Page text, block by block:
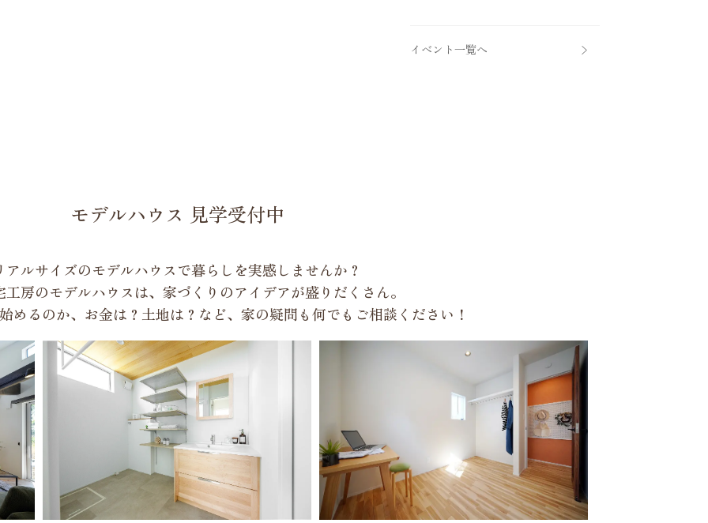
イベント一覧へ
モデルハウス 見学受付中
アルサイズのモデルハウスで暮らしを実感しませんか？
工房のモデルハウスは、家づくりのアイデアが盛りだくさん。
めるのか、お金は？土地は？など、家の疑問も何でもご相談ください！